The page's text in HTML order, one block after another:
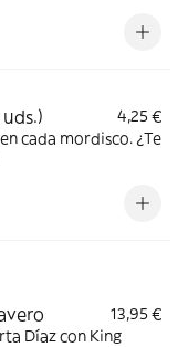
4,25 €
cada mordisco. ¿Te
13,95 €
Díaz con King